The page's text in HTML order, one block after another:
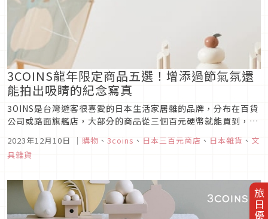
3COINS龍年限定商品五選！增添過節氣氛還
能拍出吸睛的紀念寫真
3OINS是台灣遊客很喜愛的日本生活家居雜的品牌，分布在百貨
公司或路面旗艦店，大部分的商品從三個百元硬幣就能買到，故
名為「3COINS」。販賣的商品琳瑯滿目，從飾品、餐具到小型
家具應有盡有，近期更擴大產品線，推出自社的美容家電、嬰幼
兒玩具及防災用品等等。 12月推出了龍年生肖主題的限定商
2023年12月10日 ｜ 購物 、 3coins 、 日本三百元商店 、 日本雜貨 、 文
具雜貨